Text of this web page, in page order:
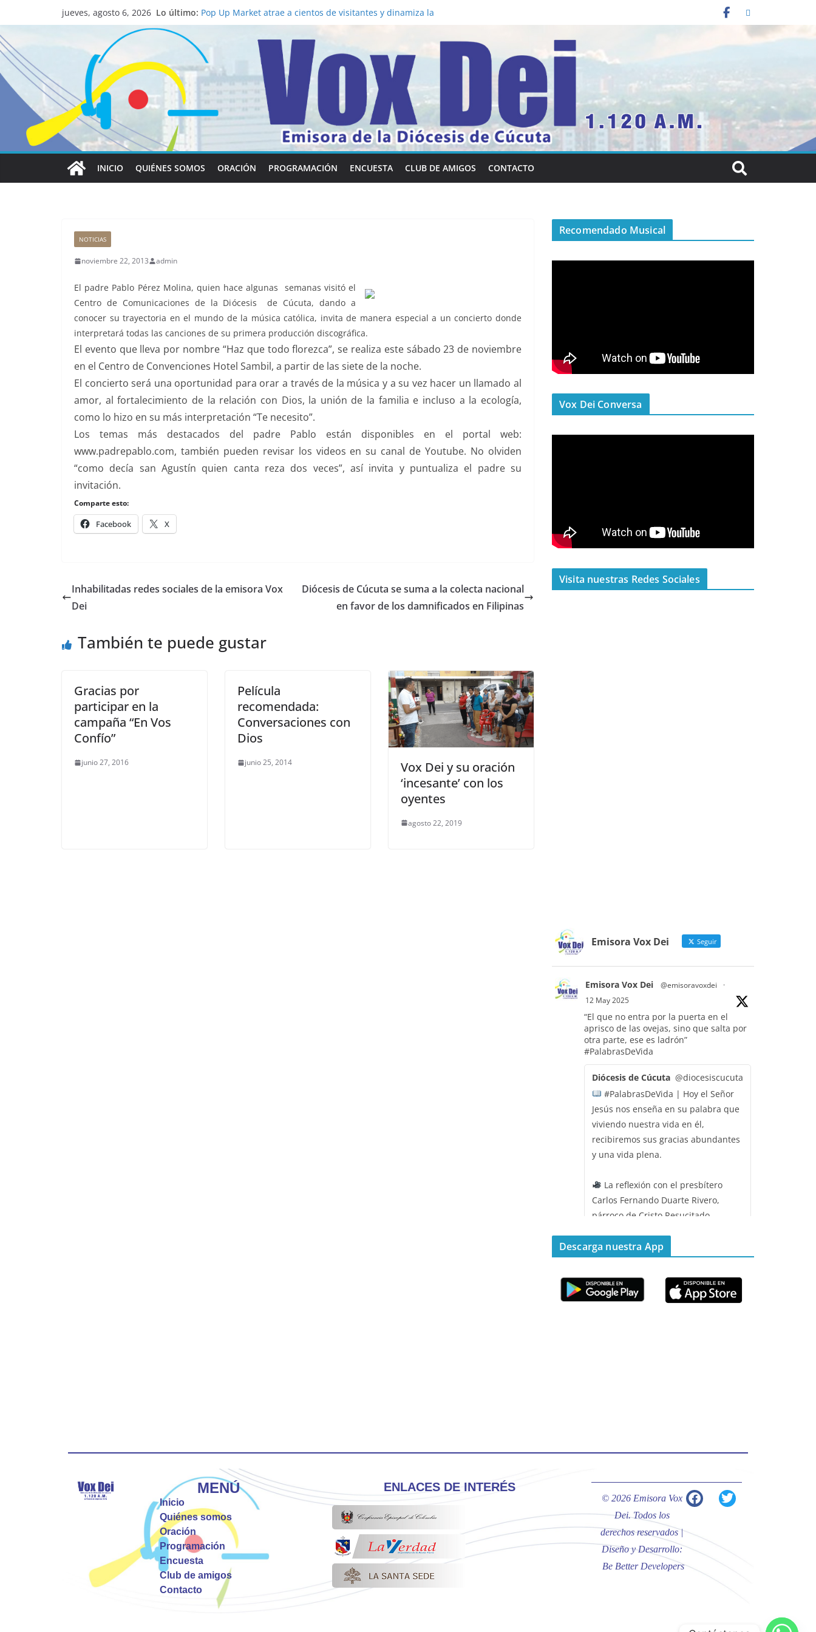
jueves, agosto 6, 2026 Lo último: católico para convertirse en “Superancianos”
Pop Up Market atrae a cientos de visitantes y dinamiza la
Salud mental a la mesa: la importancia de hablarlo en
familia
Lo que tienen en común la nueva Película Toy Story 5 y el
Papa León XIV
Realizadores de Vox Dei fortalecen su identidad
institucional y habilidades en comunicación visual
INICIO QUIÉNES SOMOS ORACIÓN PROGRAMACIÓN ENCUESTA CLUB DE AMIGOS CONTACTO
NOTICIAS
noviembre 22, 2013 admin
El padre Pablo Pérez Molina, quien hace algunas semanas visitó el
Centro de Comunicaciones de la Diócesis de Cúcuta, dando a
conocer su trayectoria en el mundo de la música católica, invita de manera especial a un concierto donde
interpretará todas las canciones de su primera producción discográfica.
El evento que lleva por nombre “Haz que todo florezca”, se realiza este sábado 23 de noviembre
en el Centro de Convenciones Hotel Sambil, a partir de las siete de la noche.
El concierto será una oportunidad para orar a través de la música y a su vez hacer un llamado al
amor, al fortalecimiento de la relación con Dios, la unión de la familia e incluso a la ecología,
como lo hizo en su más interpretación “Te necesito”.
Los temas más destacados del padre Pablo están disponibles en el portal web:
www.padrepablo.com, también pueden revisar los videos en su canal de Youtube. No olviden
“como decía san Agustín quien canta reza dos veces”, así invita y puntualiza el padre su
invitación.
Comparte esto:
Facebook X
Inhabilitadas redes sociales de la emisora Vox
Dei
Diócesis de Cúcuta se suma a la colecta nacional
en favor de los damnificados en Filipinas
También te puede gustar
Gracias por
participar en la
campaña “En Vos
Confío”
junio 27, 2016
Película
recomendada:
Conversaciones con
Dios
junio 25, 2014
Vox Dei y su oración
‘incesante’ con los
oyentes
agosto 22, 2019
Recomendado Musical
Vox Dei Conversa
Visita nuestras Redes Sociales
Emisora Vox Dei Seguir
Emisora Vox Dei @emisoravoxdei
·
12 May 2025
“El que no entra por la puerta en el
aprisco de las ovejas, sino que salta por
otra parte, ese es ladrón”
#PalabrasDeVida
Diócesis de Cúcuta @diocesiscucuta
#PalabrasDeVida | Hoy el Señor
Jesús nos enseña en su palabra que
viviendo nuestra vida en él,
recibiremos sus gracias abundantes
y una vida plena.
La reflexión con el presbítero
Carlos Fernando Duarte Rivero,
párroco de Cristo Resucitado.
Emisora Vox Dei @emisoravoxdei ·
11 May 2025
La reflexión con el presbítero
Twitter
Emisora Vox Dei @emisoravoxdei
10 May 2025
“Tú tienes palabras de vida eterna”
Descarga nuestra App
MENÚ
Inicio
Quiénes somos
Oración
Programación
Encuesta
Club de amigos
Contacto
ENLACES DE INTERÉS
© 2026 Emisora Vox
Dei. Todos los
derechos reservados |
Diseño y Desarrollo:
Be Better Developers